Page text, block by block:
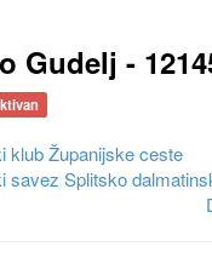
Gudelj -
klub Županijske ceste
savez Splitsko